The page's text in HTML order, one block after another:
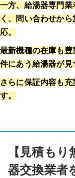
一方、給湯器専門
く、問い合わせか
応。
最新機種の在庫も
件にあう給湯器が見
さらに保証内容も
す。
【見積も
器交換業者